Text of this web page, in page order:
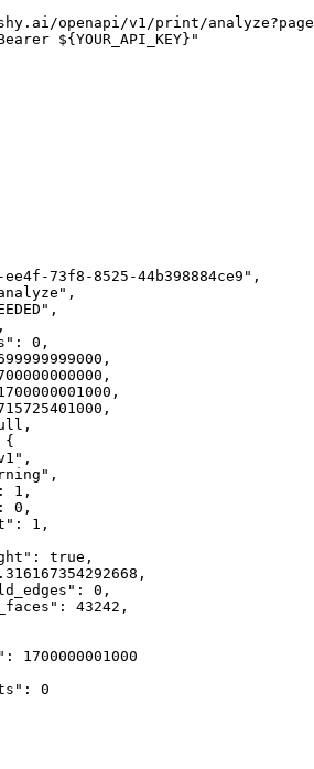
openapi/v1/print/
${YOUR_API_KEY}"
73f8-8525-44b398884ce9" ,
,
,
,
: 0 ,
,
,
,
,
,
{
,
,
: 1 ,
: 0 ,
: 1 ,
: true ,
,
: 0 ,
: 43242 ,
:
1700000001000
:
0